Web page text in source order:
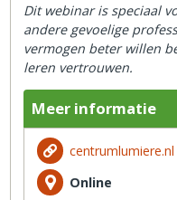
Dit webinar is speciaal
andere gevoelige
vermogen beter willen
leren vertrouwen.
Meer informatie
centrumlumiere.nl
Online